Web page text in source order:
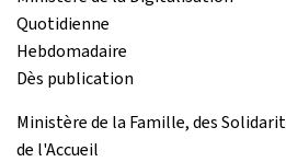
Quotidienne
Hebdomadaire
Dès publication
Ministère de la Famille, des
de l'Accueil